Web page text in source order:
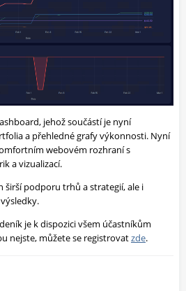
jehož součástí je nyní
a přehledné grafy výkonnosti. Nyní
webovém rozhraní s
a vizualizací.
širší podporu trhů a strategií, ale i
je k dispozici všem účastníkům
nejste, můžete se registrovatzde.